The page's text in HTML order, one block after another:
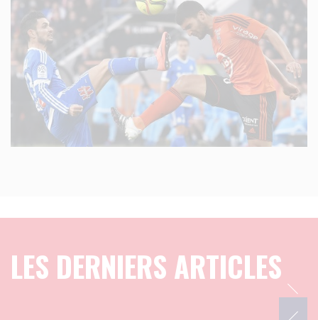
LES DERNIERS ARTICLES